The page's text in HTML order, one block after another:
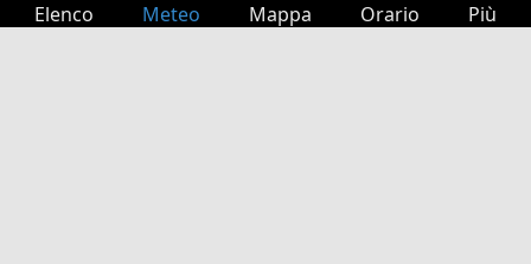
Elenco Meteo Mappa Orario Più